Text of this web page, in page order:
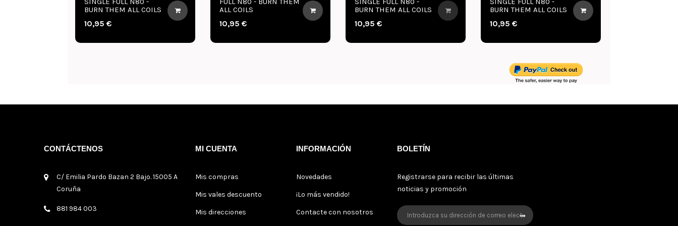
ALL COILS
BURN THEM ALL COILS
BURN THEM ALL COILS
ALL COILS
CONTÁCTENOS
C/ Emilia Pardo Bazan 2 Bajo. 15005 A
Coruña
881 984 003
MI CUENTA
Mis compras
Mis vales descuento
Mis direcciones
INFORMACIÓN
Novedades
¡Lo más vendido!
Contacte con nosotros
BOLETÍN
Registrarse para recibir las últimas
noticias y promoción